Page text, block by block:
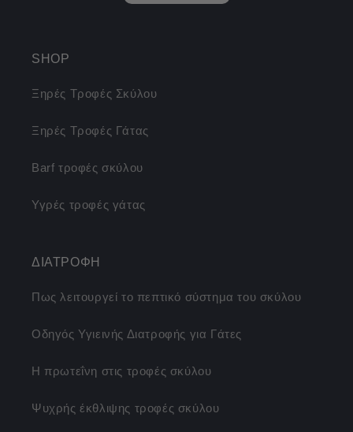
SHOP
Ξηρές Τροφές Σκύλου
Ξηρές Τροφές Γάτας
Barf τροφές σκύλου
Υγρές τροφές γάτας
ΔΙΑΤΡΟΦΗ
Πως λειτουργεί το πεπτικό σύστημα του σκύλου
Οδηγός Υγιεινής Διατροφής για Γάτες
Η πρωτεΐνη στις τροφές σκύλου
Ψυχρής έκθλιψης τροφές σκύλου